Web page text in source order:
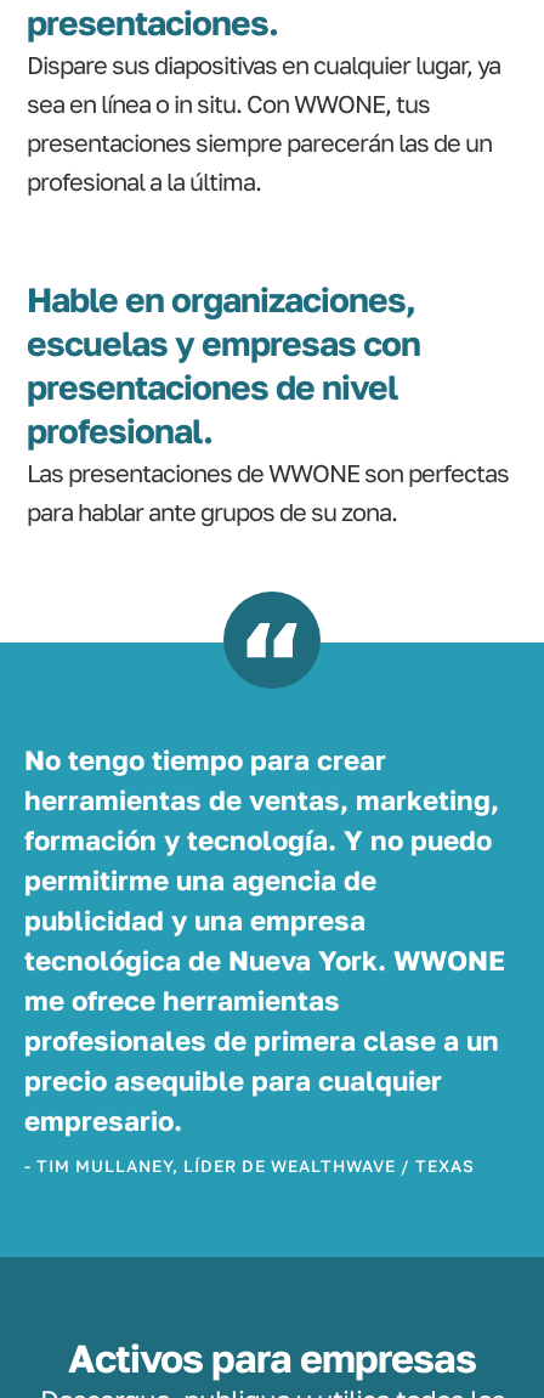
presentaciones.
Dispare sus diapositivas en cualquier lugar, ya
sea en línea o in situ. Con WWONE, tus
presentaciones siempre parecerán las de un
profesional a la última.
Hable en organizaciones,
escuelas y empresas con
presentaciones de nivel
profesional.
Las presentaciones de WWONE son perfectas
para hablar ante grupos de su zona.
No tengo tiempo para crear
herramientas de ventas, marketing,
formación y tecnología. Y no puedo
permitirme una agencia de
publicidad y una empresa
tecnológica de Nueva York. WWONE
me ofrece herramientas
profesionales de primera clase a un
precio asequible para cualquier
empresario.
- TIM MULLANEY, LÍDER DE WEALTHWAVE / TEXAS
Activos para empresas